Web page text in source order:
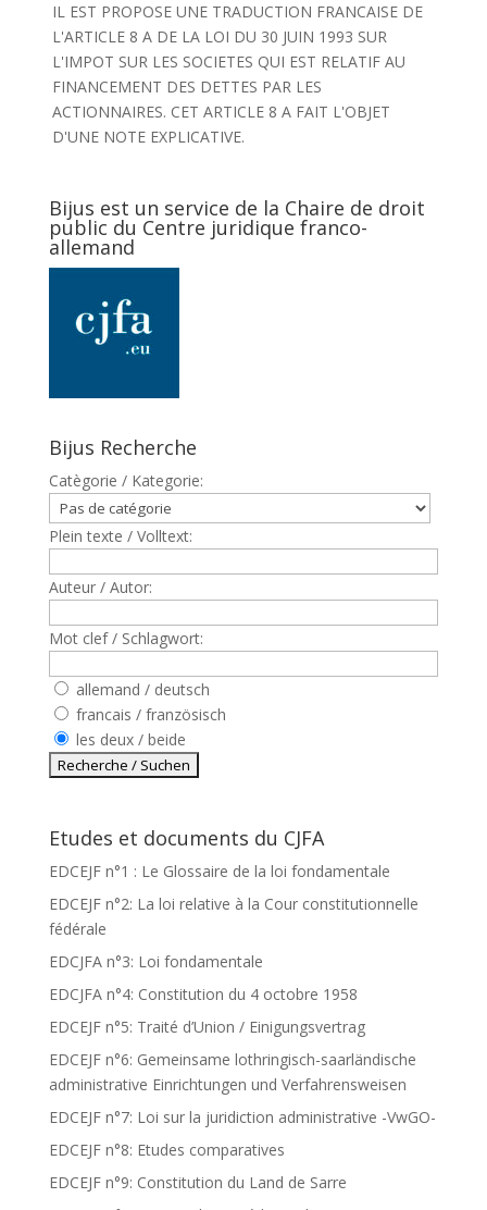
IL EST PROPOSE UNE TRADUCTION FRANCAISE DE
L'ARTICLE 8 A DE LA LOI DU 30 JUIN 1993 SUR
L'IMPOT SUR LES SOCIETES QUI EST RELATIF AU
FINANCEMENT DES DETTES PAR LES
ACTIONNAIRES. CET ARTICLE 8 A FAIT L'OBJET
D'UNE NOTE EXPLICATIVE.
Bijus est un service de la Chaire de droit
public du Centre juridique franco-
allemand
Bijus Recherche
Catègorie / Kategorie:
Plein texte / Volltext:
Auteur / Autor:
Mot clef / Schlagwort:
allemand / deutsch
francais / französisch
les deux / beide
Etudes et documents du CJFA
EDCEJF n°1 : Le Glossaire de la loi fondamentale
EDCEJF n°2: La loi relative à la Cour constitutionnelle
fédérale
EDCJFA n°3: Loi fondamentale
EDCJFA n°4: Constitution du 4 octobre 1958
EDCEJF n°5: Traité d’Union / Einigungsvertrag
EDCEJF n°6: Gemeinsame lothringisch-saarländische
administrative Einrichtungen und Verfahrensweisen
EDCEJF n°7: Loi sur la juridiction administrative -VwGO-
EDCEJF n°8: Etudes comparatives
EDCEJF n°9: Constitution du Land de Sarre